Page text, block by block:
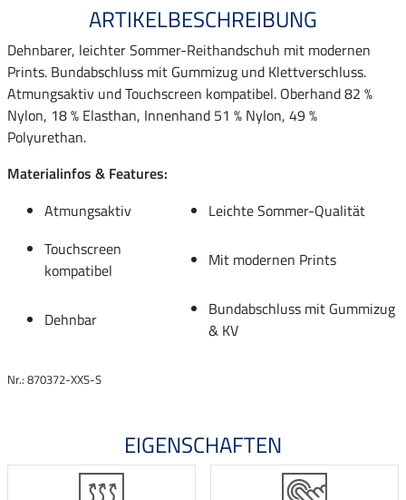
ARTIKELBESCHREIBUNG
Dehnbarer, leichter Sommer-Reithandschuh mit modernen
Prints. Bundabschluss mit Gummizug und Klettverschluss.
Atmungsaktiv und Touchscreen kompatibel. Oberhand 82 %
Nylon, 18 % Elasthan, Innenhand 51 % Nylon, 49 %
Polyurethan.
Materialinfos & Features:
Atmungsaktiv
Leichte Sommer-Qualität
Touchscreen
kompatibel
Mit modernen Prints
Dehnbar
Bundabschluss mit Gummizug
& KV
Nr.: 870372-XXS-S
EIGENSCHAFTEN